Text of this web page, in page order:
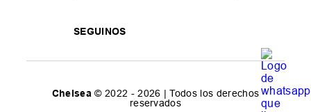
SEGUINOS
Chelsea © 2022 - 2026 | Todos los derechos
reservados